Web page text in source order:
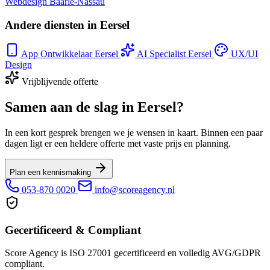
Andere diensten in Eersel
App Ontwikkelaar Eersel AI Specialist Eersel
UX/UI
Design
Vrijblijvende offerte
Samen aan de slag in Eersel?
In een kort gesprek brengen we je wensen in kaart. Binnen een paar
dagen ligt er een heldere offerte met vaste prijs en planning.
Plan een kennismaking
053-870 0020 info@scoreagency.nl
Gecertificeerd & Compliant
Score Agency is ISO 27001 gecertificeerd en volledig AVG/GDPR
compliant.